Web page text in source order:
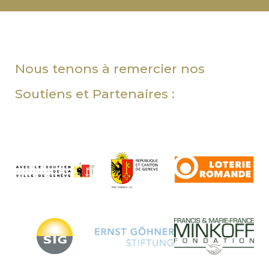
Nous tenons à remercier nos
Soutiens et Partenaires :